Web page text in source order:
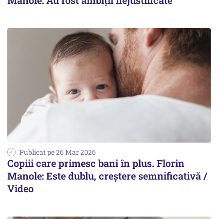
Publicat pe 26 Mar 2026
Copiii care primesc bani în plus. Florin
Manole: Este dublu, creștere semnificativă /
Video